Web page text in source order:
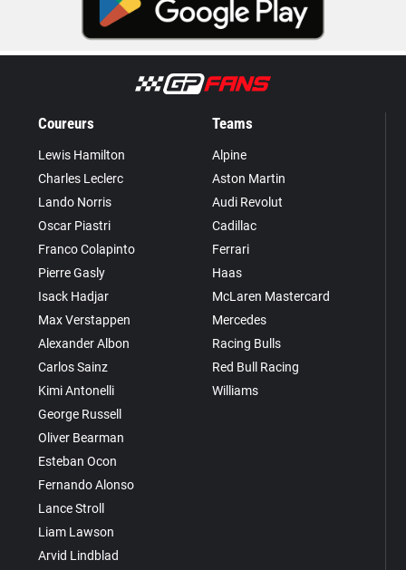
Coureurs
Lewis Hamilton
Charles Leclerc
Lando Norris
Oscar Piastri
Franco Colapinto
Pierre Gasly
Isack Hadjar
Max Verstappen
Alexander Albon
Carlos Sainz
Kimi Antonelli
George Russell
Oliver Bearman
Esteban Ocon
Fernando Alonso
Lance Stroll
Liam Lawson
Arvid Lindblad
Teams
Alpine
Aston Martin
Audi Revolut
Cadillac
Ferrari
Haas
McLaren Mastercard
Mercedes
Racing Bulls
Red Bull Racing
Williams